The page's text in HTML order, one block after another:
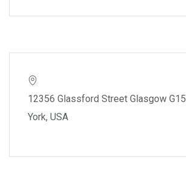
12356 Glassford Street Glasgow
York, USA